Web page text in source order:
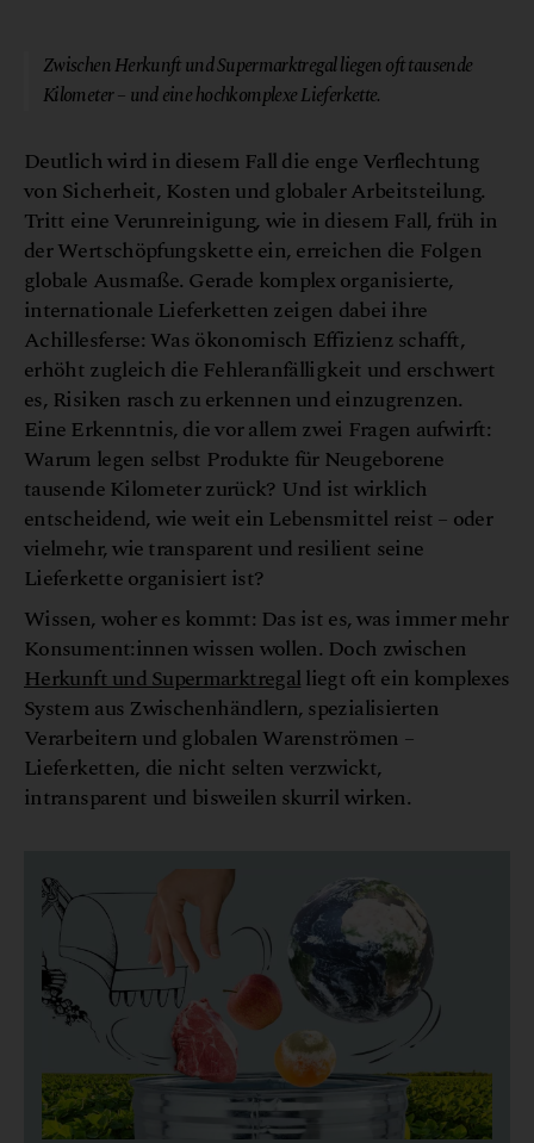
Zwischen Herkunft und Supermarktregal liegen oft tausende
Kilometer – und eine hochkomplexe Lieferkette.
Deutlich wird in diesem Fall die enge Verflechtung
von Sicherheit, Kosten und globaler Arbeitsteilung.
Tritt eine Verunreinigung, wie in diesem Fall, früh in
der Wertschöpfungskette ein, erreichen die Folgen
globale Ausmaße. Gerade komplex organisierte,
internationale Lieferketten zeigen dabei ihre
Achillesferse: Was ökonomisch Effizienz schafft,
erhöht zugleich die Fehleranfälligkeit und erschwert
es, Risiken rasch zu erkennen und einzugrenzen.
Eine Erkenntnis, die vor allem zwei Fragen aufwirft:
Warum legen selbst Produkte für Neugeborene
tausende Kilometer zurück? Und ist wirklich
entscheidend, wie weit ein Lebensmittel reist – oder
vielmehr, wie transparent und resilient seine
Lieferkette organisiert ist?
Wissen, woher es kommt: Das ist es, was immer mehr
Konsument:innen wissen wollen. Doch zwischen
Herkunft und Supermarktregalliegt oft ein komplexes
System aus Zwischenhändlern, spezialisierten
Verarbeitern und globalen Warenströmen –
Lieferketten, die nicht selten verzwickt,
intransparent und bisweilen skurril wirken.